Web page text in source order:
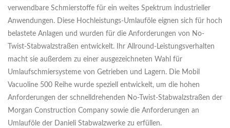
verwendbare Schmierstoffe für ein weites Spektrum industrieller
Anwendungen. Diese Hochleistungs-Umlauföle eignen sich für hoch
belastete Anlagen und wurden für die Anforderungen von No-
Twist-Stabwalzstraßen entwickelt. Ihr Allround-Leistungsverhalten
macht sie außerdem zu einer ausgezeichneten Wahl für
Umlaufschmiersysteme von Getrieben und Lagern. Die Mobil
Vacuoline 500 Reihe wurde speziell entwickelt, um die hohen
Anforderungen der schnelldrehenden No-Twist-Stabwalzstraßen der
Morgan Construction Company sowie die Anforderungen an
Umlauföle der Danieli Stabwalzwerke zu erfüllen.